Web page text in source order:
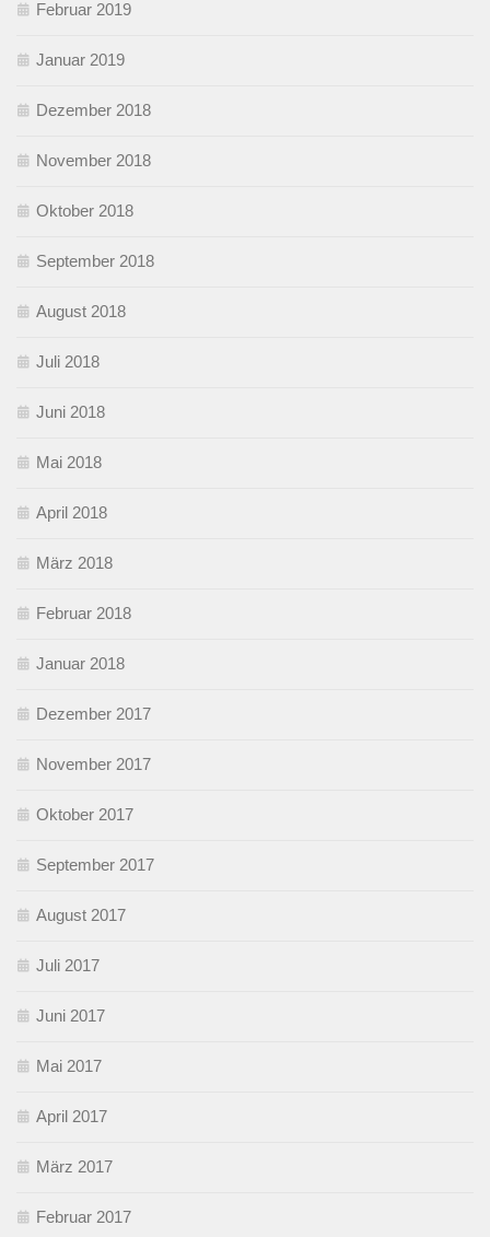
Februar 2019
Januar 2019
Dezember 2018
November 2018
Oktober 2018
September 2018
August 2018
Juli 2018
Juni 2018
Mai 2018
April 2018
März 2018
Februar 2018
Januar 2018
Dezember 2017
November 2017
Oktober 2017
September 2017
August 2017
Juli 2017
Juni 2017
Mai 2017
April 2017
März 2017
Februar 2017